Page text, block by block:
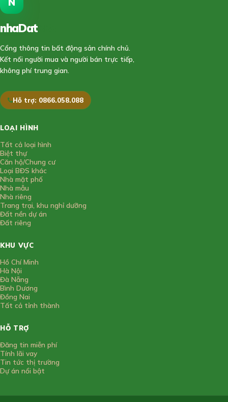
nhaDat
Cổng thông tin bất động sản chính chủ.
Kết nối người mua và người bán trực tiếp,
không phí trung gian.
Hỗ trợ: 0866.058.088
LOẠI HÌNH
Tất cả loại hình
Biệt thự
Căn hộ/Chung cư
Loại BĐS khác
Nhà mặt phố
Nhà mẫu
Nhà riêng
Trang trại, khu nghỉ dưỡng
Đất nền dự án
Đất riêng
KHU VỰC
Hồ Chí Minh
Hà Nội
Đà Nẵng
Bình Dương
Đồng Nai
Tất cả tỉnh thành
HỖ TRỢ
Đăng tin miễn phí
Tính lãi vay
Tin tức thị trường
Dự án nổi bật